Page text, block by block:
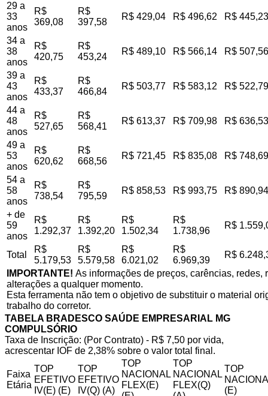
29 a
33
anos
R$
369,08
R$
397,58
R$ 429,04 R$ 496,62 R$ 445,23
34 a
38
anos
R$
420,75
R$
453,24
R$ 489,10 R$ 566,14 R$ 507,56
39 a
43
anos
R$
433,37
R$
466,84
R$ 503,77 R$ 583,12 R$ 522,79
44 a
48
anos
R$
527,65
R$
568,41
R$ 613,37 R$ 709,98 R$ 636,53
49 a
53
anos
R$
620,62
R$
668,56
R$ 721,45 R$ 835,08 R$ 748,69
54 a
58
anos
R$
738,54
R$
795,59
R$ 858,53 R$ 993,75 R$ 890,94
+ de
59
anos
R$
1.292,37
R$
1.392,20
R$
1.502,34
R$
1.738,96
R$
Total
R$
5.179,53
R$
5.579,58
R$
6.021,02
R$
6.969,39
R$
IMPORTANTE! As informações de preços, carências,
alterações a qualquer momento.
Esta ferramenta não tem o objetivo de substituir o material
trabalho do corretor.
TABELA BRADESCO SAÚDE EMPRESARIAL MG
COMPULSÓRIO
Taxa de Inscrição: (Por Contrato) - R$ 7,50 por vida,
acrescentar IOF de 2,38% sobre o valor total final.
Faixa
Etária
TOP
EFETIVO
IV(E) (E)
TOP
EFETIVO
IV(Q) (A)
TOP
NACIONAL
FLEX(E)
TOP
NACIONAL
FLEX(Q)
TOP
(E)